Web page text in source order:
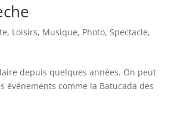
, Loisirs, Musique, Photo,Spectacle,
depuis quelques années. On peut
comme la Batucada des